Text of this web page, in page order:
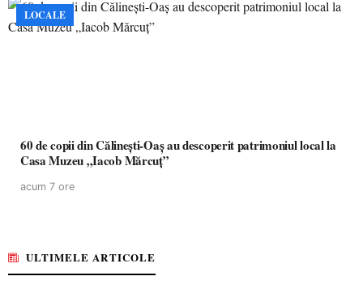
LOCALE
60 de copii din Călinești-Oaș au descoperit patrimoniul local la
Casa Muzeu „Iacob Mărcuț”
acum 7 ore
ULTIMELE ARTICOLE